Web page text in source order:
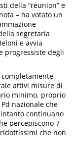
della “réunion” e
– ha votato un
segretaria
e avvia
progressiste degli
completamente
attivi misure di
minimo, proprio
nazionale che
continuano
percepiscono 7
che non